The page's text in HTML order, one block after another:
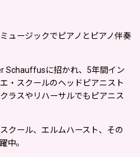
ュージックでピアノとピアノ伴奏
Schauffusに招かれ、5年間イン
・スクールのヘッドピアニスト
ラスやリハーサルでもピアニス
クール、エルムハースト、その
中。